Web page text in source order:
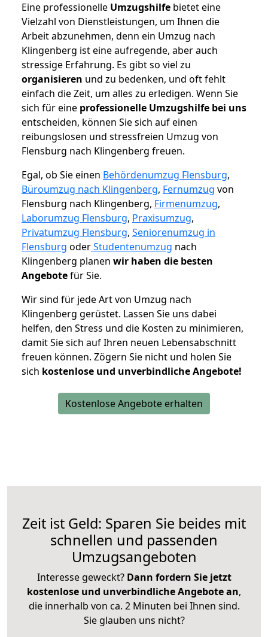
Eine professionelle Umzugshilfe bietet eine
Vielzahl von Dienstleistungen, um Ihnen die
Arbeit abzunehmen, denn ein Umzug nach
Klingenberg ist eine aufregende, aber auch
stressige Erfahrung. Es gibt so viel zu
organisieren und zu bedenken, und oft fehlt
einfach die Zeit, um alles zu erledigen. Wenn Sie
sich für eine professionelle Umzugshilfe bei uns
entscheiden, können Sie sich auf einen
reibungslosen und stressfreien Umzug von
Flensburg nach Klingenberg freuen.
Egal, ob Sie einen Behördenumzug Flensburg,
Büroumzug nach Klingenberg, Fernumzug von
Flensburg nach Klingenberg, Firmenumzug,
Laborumzug Flensburg, Praxisumzug,
Privatumzug Flensburg, Seniorenumzug in
Flensburg oderStudentenumzug nach
Klingenberg planen wir haben die besten
Angebotefür Sie.
Wir sind für jede Art von Umzug nach
Klingenberg gerüstet. Lassen Sie uns dabei
helfen, den Stress und die Kosten zu minimieren,
damit Sie sich auf Ihren neuen Lebensabschnitt
freuen können. Zögern Sie nicht und holen Sie
sich kostenlose und unverbindliche Angebote!
Kostenlose Angebote erhalten
Zeit ist Geld: Sparen Sie beides mit
schnellen und passenden
Umzugsangeboten
Interesse geweckt? Dann fordern Sie jetzt
kostenlose und unverbindliche Angebote an,
die innerhalb von ca. 2 Minuten bei Ihnen sind.
Sie glauben uns nicht?